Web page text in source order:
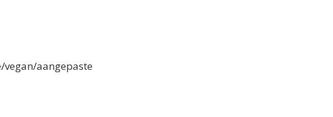
vegan/aangepaste